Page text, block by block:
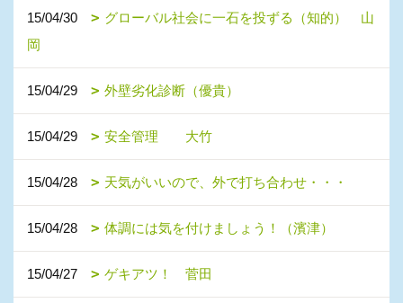
15/04/30
グローバル社会に一石を投ずる（知的） 山
岡
15/04/29 外壁劣化診断（優貴）
15/04/29 安全管理 大竹
15/04/28 天気がいいので、外で打ち合わせ・・・
15/04/28 体調には気を付けましょう！（濱津）
15/04/27 ゲキアツ！ 菅田